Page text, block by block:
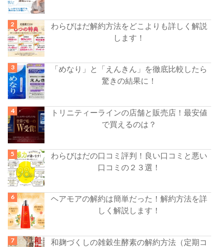
わらびはだ解約方法をどこよりも詳しく解説
します！
「めなり」と「えんきん」を徹底比較したら
驚きの結果に！
トリニティーラインの店舗と販売店！最安値
で買えるのは？
わらびはだの口コミ評判！良い口コミと悪い
口コミの２３選！
ヘアモアの解約は簡単だった！解約方法を詳
しく解説します！
和麹づくしの雑穀生酵素の解約方法（定期コ